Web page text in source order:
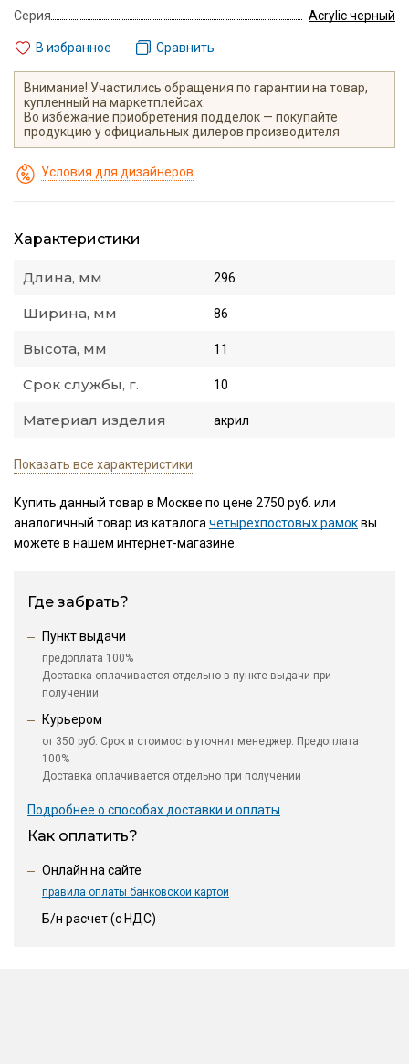
Серия
Acrylic черный
В избранное Сравнить
Внимание! Участились обращения по гарантии на товар,
купленный на маркетплейсах.
Во избежание приобретения подделок — покупайте
продукцию у официальных дилеров производителя
Условия для дизайнеров
Характеристики
Длина, мм 296
Ширина, мм 86
Высота, мм 11
Срок службы, г. 10
Материал изделия акрил
Показать все характеристики
Купить данный товар в Москве по цене 2750 руб. или
аналогичный товар из каталогачетырехпостовых рамоквы
можете в нашем интернет-магазине.
Где забрать?
Пункт выдачи
предоплата 100%
Доставка оплачивается отдельно в пункте выдачи при
получении
Курьером
от 350 руб. Срок и стоимость уточнит менеджер. Предоплата
100%
Доставка оплачивается отдельно при получении
Подробнее о способах доставки и оплаты
Как оплатить?
Онлайн на сайте
правила оплаты банковской картой
Б/н расчет (c НДС)